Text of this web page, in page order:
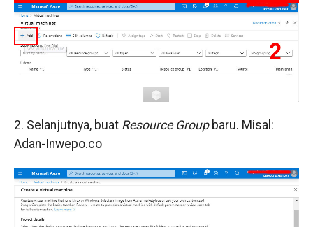
2. Selanjutnya, buat Resource Groupbaru. Misal:
Adan-Inwepo.co